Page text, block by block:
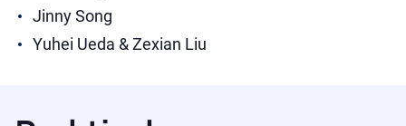
Jinny Song
Yuhei Ueda & Zexian Liu